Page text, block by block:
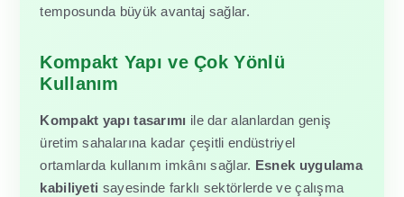
temposunda büyük avantaj sağlar.
Kompakt Yapı ve Çok Yönlü
Kullanım
Kompakt yapı tasarımı ile dar alanlardan geniş
üretim sahalarına kadar çeşitli endüstriyel
ortamlarda kullanım imkânı sağlar. Esnek uygulama
kabiliyeti sayesinde farklı sektörlerde ve çalışma